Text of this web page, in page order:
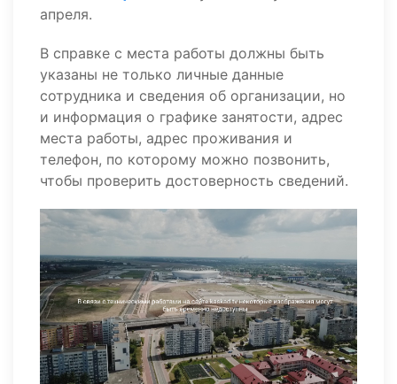
апреля.
В справке с места работы должны быть
указаны не только личные данные
сотрудника и сведения об организации, но
и информация о графике занятости, адрес
места работы, адрес проживания и
телефон, по которому можно позвонить,
чтобы проверить достоверность сведений.